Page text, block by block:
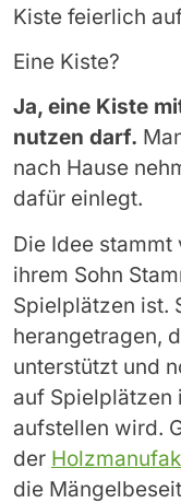
Kiste feierlich
Eine Kiste?
Ja, eine Kiste
nutzen darf.
nach Hause
dafür einlegt.
Die Idee
ihrem Sohn
Spielplätzen ist.
herangetragen,
unterstützt und
auf Spielplätzen
aufstellen wird.
der
die